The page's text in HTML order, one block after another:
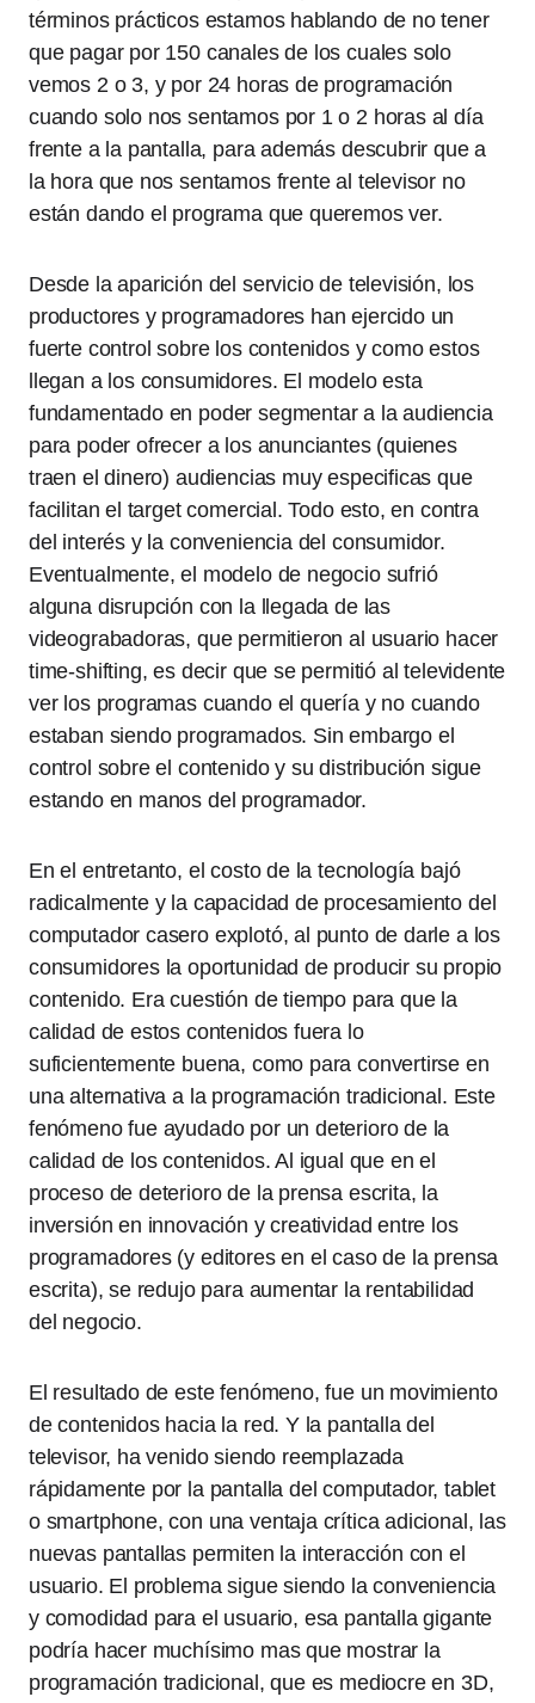
términos prácticos estamos hablando de no tener
que pagar por 150 canales de los cuales solo
vemos 2 o 3, y por 24 horas de programación
cuando solo nos sentamos por 1 o 2 horas al día
frente a la pantalla, para además descubrir que a
la hora que nos sentamos frente al televisor no
están dando el programa que queremos ver.
Desde la aparición del servicio de televisión, los
productores y programadores han ejercido un
fuerte control sobre los contenidos y como estos
llegan a los consumidores. El modelo esta
fundamentado en poder segmentar a la audiencia
para poder ofrecer a los anunciantes (quienes
traen el dinero) audiencias muy especificas que
facilitan el target comercial. Todo esto, en contra
del interés y la conveniencia del consumidor.
Eventualmente, el modelo de negocio sufrió
alguna disrupción con la llegada de las
videograbadoras, que permitieron al usuario hacer
time-shifting, es decir que se permitió al televidente
ver los programas cuando el quería y no cuando
estaban siendo programados. Sin embargo el
control sobre el contenido y su distribución sigue
estando en manos del programador.
En el entretanto, el costo de la tecnología bajó
radicalmente y la capacidad de procesamiento del
computador casero explotó, al punto de darle a los
consumidores la oportunidad de producir su propio
contenido. Era cuestión de tiempo para que la
calidad de estos contenidos fuera lo
suficientemente buena, como para convertirse en
una alternativa a la programación tradicional. Este
fenómeno fue ayudado por un deterioro de la
calidad de los contenidos. Al igual que en el
proceso de deterioro de la prensa escrita, la
inversión en innovación y creatividad entre los
programadores (y editores en el caso de la prensa
escrita), se redujo para aumentar la rentabilidad
del negocio.
El resultado de este fenómeno, fue un movimiento
de contenidos hacia la red. Y la pantalla del
televisor, ha venido siendo reemplazada
rápidamente por la pantalla del computador, tablet
o smartphone, con una ventaja crítica adicional, las
nuevas pantallas permiten la interacción con el
usuario. El problema sigue siendo la conveniencia
y comodidad para el usuario, esa pantalla gigante
podría hacer muchísimo mas que mostrar la
programación tradicional, que es mediocre en 3D,